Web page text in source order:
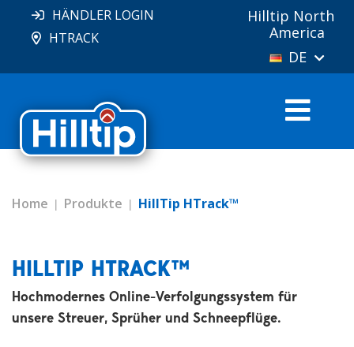
HÄNDLER LOGIN
HTRACK
Hilltip North
America
DE
Home Produkte HillTip HTrack™
HILLTIP HTRACK™
Hochmodernes Online-Verfolgungssystem für
unsere Streuer, Sprüher und Schneepflüge.